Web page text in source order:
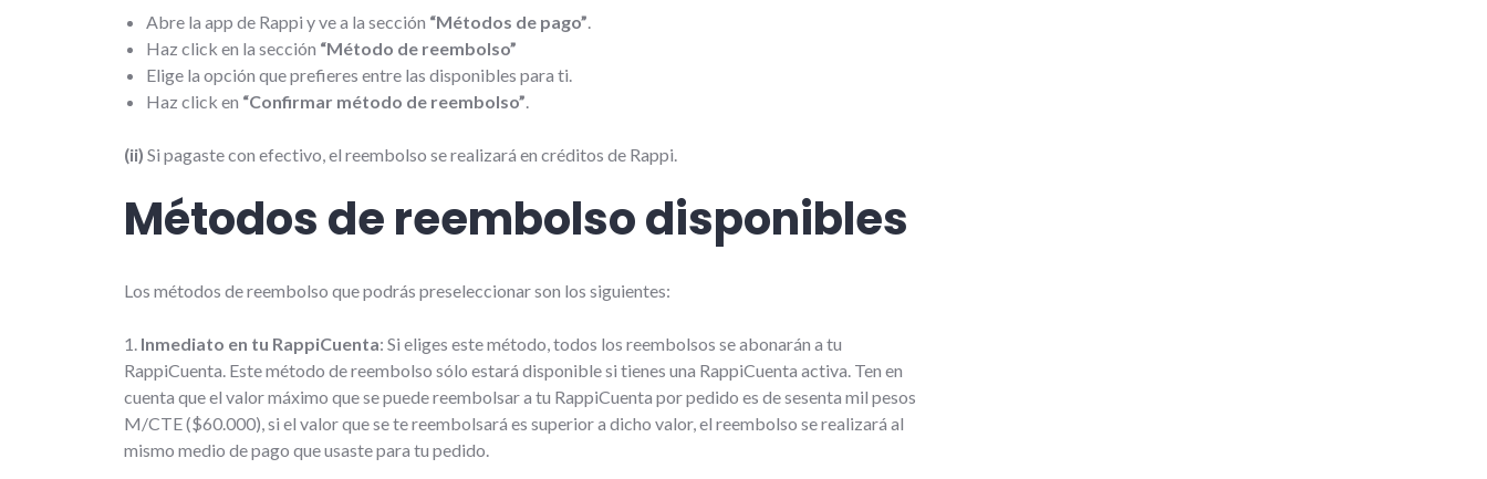
Abre la app de Rappi y ve a la sección “Métodos de pago”
Haz click en la sección “Método de reembolso”
Elige la opción que prefieres entre las disponibles para ti.
Haz click en “Confirmar método de reembolso”
(ii) Si pagaste con efectivo, el reembolso se realizará en créditos de Rappi.
Métodos de reembolso disponibles
Los métodos de reembolso que podrás preseleccionar son los siguientes:
1. Inmediato en tu RappiCuenta: Si eliges este método, todos los reembolsos se abonarán a tu
RappiCuenta. Este método de reembolso sólo estará disponible si tienes una RappiCuenta activa. Ten en
cuenta que el valor máximo que se puede reembolsar a tu RappiCuenta por pedido es de sesenta mil pesos
M/CTE ($60.000), si el valor que se te reembolsará es superior a dicho valor, el reembolso se realizará al
mismo medio de pago que usaste para tu pedido.